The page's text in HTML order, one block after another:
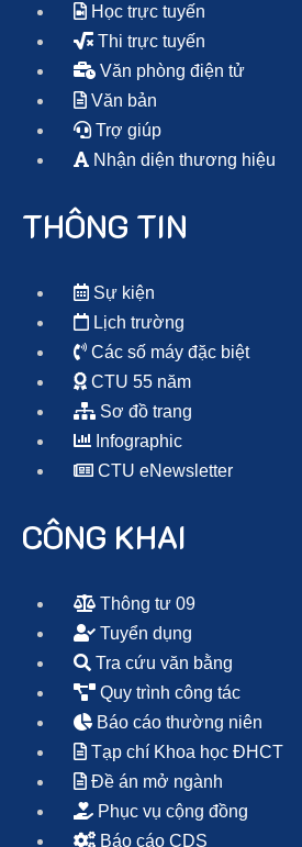
Học trực tuyến
Thi trực tuyến
Văn phòng điện tử
Văn bản
Trợ giúp
Nhận diện thương hiệu
THÔNG TIN
Sự kiện
Lịch trường
Các số máy đặc biệt
CTU 55 năm
Sơ đồ trang
Infographic
CTU eNewsletter
CÔNG KHAI
Thông tư 09
Tuyển dụng
Tra cứu văn bằng
Quy trình công tác
Báo cáo thường niên
Tạp chí Khoa học ĐHCT
Đề án mở ngành
Phục vụ cộng đồng
Báo cáo CDS